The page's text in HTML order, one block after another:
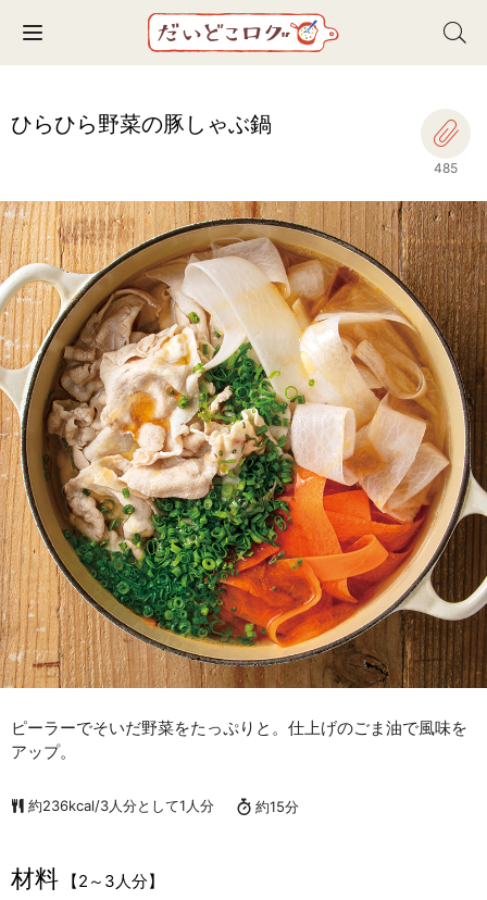
Toggle navigation
ひらひら野菜の豚しゃぶ鍋
485
ピーラーでそいだ野菜をたっぷりと。仕上げのごま油で風味を
アップ。
約236kcal/3人分として1人分 約15分
材料
【2～3人分】